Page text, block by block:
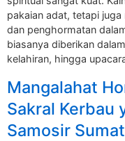
pakaian adat, tetapi
dan penghormatan
biasanya diberikan
kelahiran, hingga
Mangalahat
Sakral Kerbau
Samosir